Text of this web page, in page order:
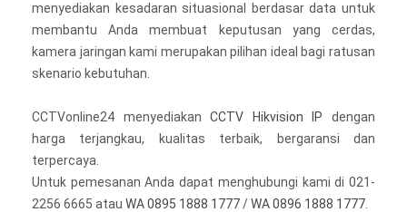
menyediakan kesadaran situasional berdasar data untuk
membantu Anda membuat keputusan yang cerdas,
kamera jaringan kami merupakan pilihan ideal bagi ratusan
skenario kebutuhan.
CCTVonline24 menyediakanCCTV Hikvision IP dengan
harga terjangkau, kualitas terbaik, bergaransi dan
terpercaya.
Untuk pemesanan Anda dapat menghubungi kami di 021-
2256 6665 atau WA 0895 1888 1777/WA 0896 1888 1777